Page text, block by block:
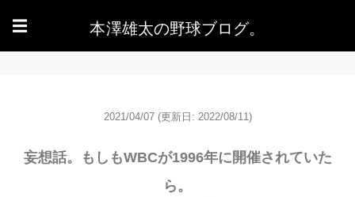
☰ 本澤雄太の野球ブログ。
2021/04/07 (更新日: 2022/08/11)
妄想話。もしもWBCが1996年に開催されていた
ら。